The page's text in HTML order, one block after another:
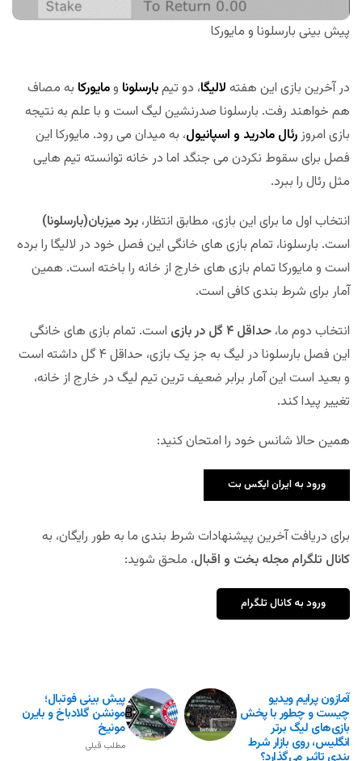
پیش بینی بارسلونا و مایورکا
در آخرین بازی این هفته لالیگا، دو تیمبارسلونا ومایورکا به مصاف
هم خواهند رفت. بارسلونا صدرنشین لیگ است و با علم به نتیجه
بازی امروزرئال مادرید و اسپانیول، به میدان می رود. مایورکا این
فصل برای سقوط نکردن می جنگد اما در خانه توانسته تیم هایی
مثل رئال را ببرد.
انتخاب اول ما برای این بازی، مطابق انتظار، برد میزبان(بارسلونا)
است. بارسلونا، تمام بازی های خانگی این فصل خود در لالیگا را برده
است و مایورکا تمام بازی های خارج از خانه را باخته است. همین
آمار برای شرط بندی کافی است.
انتخاب دوم ما، حداقل ۴ گل در بازی
است. تمام بازی های خانگی
این فصل بارسلونا در لیگ به جز یک بازی، حداقل ۴ گل داشته است
و بعید است این آمار برابر ضعیف ترین تیم لیگ در خارج از خانه،
تغییر پیدا کند.
همین حالا شانس خود را امتحان کنید:
ورود به ایران ایکس بت
برای دریافت آخرین پیشنهادات شرط بندی ما به طور رایگان، به
کانال تلگرام مجله بخت و اقبال، ملحق شوید:
ورود به کانال تلگرام
پیش بینی فوتبال؛
مونشن گلادباخ و بایرن
مونیخ
مطلب قبلی
آمازون پرایم ویدیو
چیست و چطور با پخش
بازی‌های لیگ برتر
انگلیس، روی بازار شرط